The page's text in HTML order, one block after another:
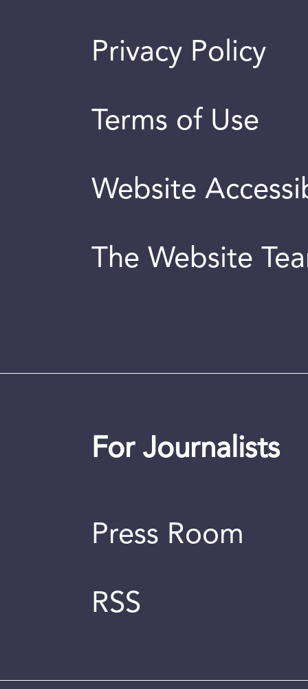
Privacy Policy
Terms of Use
Website
The Website
For Journalists
Press Room
RSS